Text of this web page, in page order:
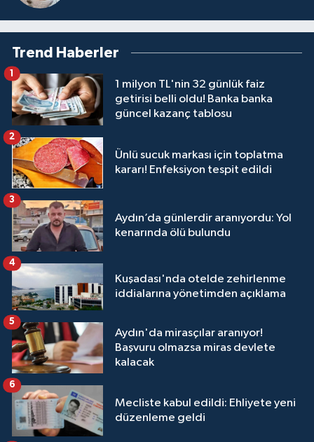
Trend Haberler
1 milyon TL'nin 32 günlük faiz
getirisi belli oldu! Banka banka
güncel kazanç tablosu
1
Ünlü sucuk markası için toplatma
kararı! Enfeksiyon tespit edildi
2
Aydın’da günlerdir aranıyordu: Yol
kenarında ölü bulundu
3
Kuşadası'nda otelde zehirlenme
iddialarına yönetimden açıklama
4
Aydın'da mirasçılar aranıyor!
Başvuru olmazsa miras devlete
kalacak
5
Mecliste kabul edildi: Ehliyete yeni
düzenleme geldi
6